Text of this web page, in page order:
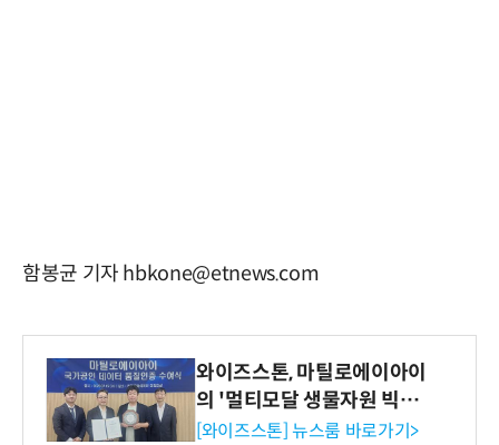
함봉균 기자 hbkone@etnews.com
와이즈스톤, 마틸로에이아이
의 '멀티모달 생물자원 빅데
이터'에 DQ인증 최고 등급
[와이즈스톤] 뉴스룸 바로가기>